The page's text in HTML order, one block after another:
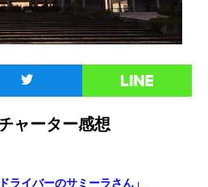
ャーター感想
ライバーのサミーラさん」